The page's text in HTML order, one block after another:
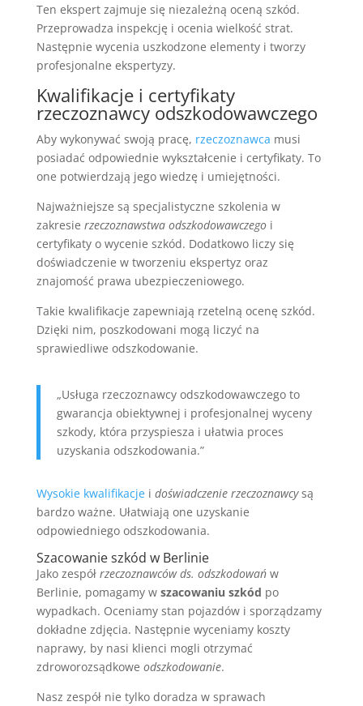
Ten ekspert zajmuje się niezależną oceną szkód.
Przeprowadza inspekcję i ocenia wielkość strat.
Następnie wycenia uszkodzone elementy i tworzy
profesjonalne ekspertyzy.
Kwalifikacje i certyfikaty
rzeczoznawcy odszkodowawczego
Aby wykonywać swoją pracę, rzeczoznawca musi
posiadać odpowiednie wykształcenie i certyfikaty. To
one potwierdzają jego wiedzę i umiejętności.
Najważniejsze są specjalistyczne szkolenia w
zakresie rzeczoznawstwa odszkodowawczegoi
certyfikaty o wycenie szkód. Dodatkowo liczy się
doświadczenie w tworzeniu ekspertyz oraz
znajomość prawa ubezpieczeniowego.
Takie kwalifikacje zapewniają rzetelną ocenę szkód.
Dzięki nim, poszkodowani mogą liczyć na
sprawiedliwe odszkodowanie.
„Usługa rzeczoznawcy odszkodowawczego to
gwarancja obiektywnej i profesjonalnej wyceny
szkody, która przyspiesza i ułatwia proces
uzyskania odszkodowania.”
Wysokie kwalifikacjei doświadczenie rzeczoznawcysą
bardzo ważne. Ułatwiają one uzyskanie
odpowiedniego odszkodowania.
Szacowanie szkód w Berlinie
Jako zespół rzeczoznawców ds. odszkodowańw
Berlinie, pomagamy w szacowaniu szkód po
wypadkach. Oceniamy stan pojazdów i sporządzamy
dokładne zdjęcia. Następnie wyceniamy koszty
naprawy, by nasi klienci mogli otrzymać
zdroworozsądkowe odszkodowanie.
Nasz zespół nie tylko doradza w sprawach